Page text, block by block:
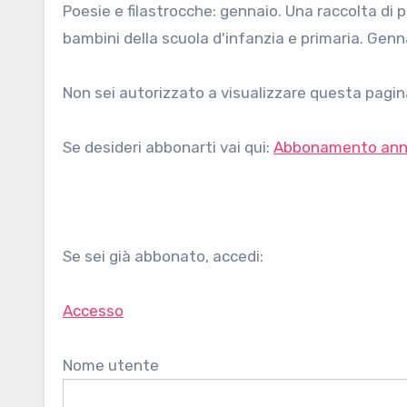
Poesie e filastrocche: gennaio. Una raccolta di poesie e filastrocche sul mese di gennaio, di autori vari, per
bambini della scuola d'infanzia e primaria.
Non sei autorizzato a visualizzare questa
Se desideri abbonarti vai qui: Abbonamento
Se sei già abbonato, accedi:
Accesso
Nome utente